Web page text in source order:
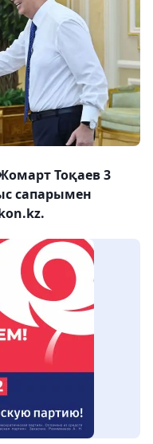
Тоқаев 3
сапарымен